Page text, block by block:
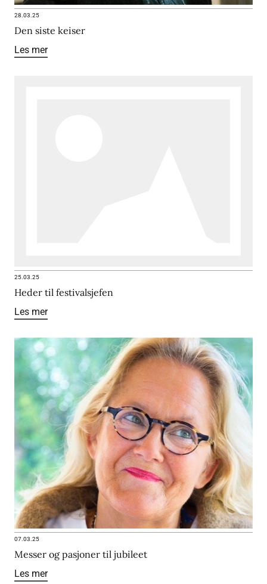
28.03.25
Den siste keiser
Les mer
25.03.25
Heder til festivalsjefen
Les mer
07.03.25
Messer og pasjoner til jubileet
Les mer